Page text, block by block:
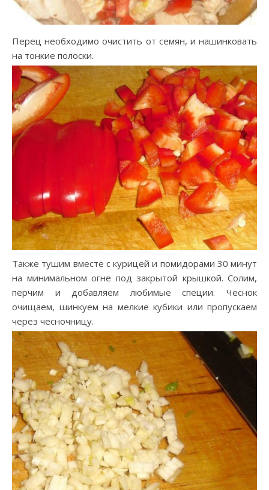
Перец необходимо очистить от семян, и нашинковать
на тонкие полоски.
Также тушим вместе с курицей и помидорами 30 минут
на минимальном огне под закрытой крышкой. Солим,
перчим и добавляем любимые специи. Чеснок
очищаем, шинкуем на мелкие кубики или пропускаем
через чесночницу.